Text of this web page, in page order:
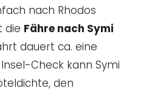
nach Rhodos
die Fähre nach Symi
dauert ca. eine
Check kann Symi
den